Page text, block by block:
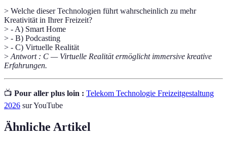
> Welche dieser Technologien führt wahrscheinlich zu mehr
Kreativität in Ihrer Freizeit?
> - A) Smart Home
> - B) Podcasting
> - C) Virtuelle Realität
> Antwort : C — Virtuelle Realität ermöglicht immersive kreative
Erfahrungen.
📺 Pour aller plus loin : Telekom Technologie Freizeitgestaltung
2026 sur YouTube
Ähnliche Artikel